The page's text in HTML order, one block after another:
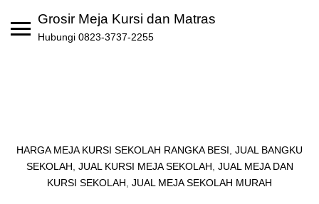
Grosir Meja Kursi dan Matras
Hubungi 0823-3737-2255
HARGA MEJA KURSI SEKOLAH RANGKA BESI JUAL BANGKU
SEKOLAH JUAL KURSI MEJA SEKOLAH JUAL MEJA DAN
KURSI SEKOLAH JUAL MEJA SEKOLAH MURAH